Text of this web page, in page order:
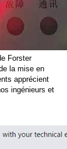
Forster
la mise en
apprécient
ingénieurs et